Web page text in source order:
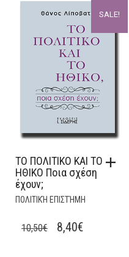
SALE!
ΤΟ ΠΟΛΙΤΙΚΟ ΚΑΙ ΤΟ
ΗΘΙΚΟ Ποια σχέση
έχουν;
ΠΟΛΙΤΙΚΉ ΕΠΙΣΤΉΜΗ
10,50€
ORIGINAL
8,40€CURRENT